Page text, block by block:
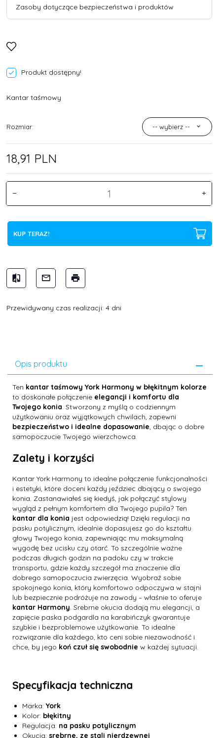
Zasoby dotyczące bezpieczeństwa i produktów
Produkt dostępny!
Kantar taśmowy
Rozmiar: -- wybierz --
18,91 PLN
KUP TERAZ!
Przewidywany czas realizacji: 4 dni
Opis produktu
Ten kantar taśmowy York Harmony w błękitnym kolorze
to doskonałe połączenie elegancji i komfortu dla
Twojego konia. Stworzony z myślą o codziennym
użytkowaniu oraz wyjątkowych chwilach, zapewni
bezpieczeństwo i idealne dopasowanie, dbając o dobre
samopoczucie Twojego wierzchowca.
Zalety i korzyści
Kantar York Harmony to idealne połączenie funkcjonalności
i estetyki, które doceni każdy jeździec dbający o swojego
konia. Zastanawiałeś się kiedyś, jak połączyć stylowy
wygląd z pełnym komfortem dla Twojego pupila? Ten
kantar dla konia jest odpowiedzią! Dzięki regulacji na
pasku potylicznym, idealnie dopasujesz go do kształtu
głowy Twojego konia, zapewniając mu maksymalną
wygodę bez ucisku czy otarć. To szczególnie ważne
podczas długich godzin na padoku czy w trakcie
transportu, gdzie każdy szczegół ma znaczenie dla
dobrego samopoczucia zwierzęcia. Wyobraź sobie
spokojnego konia, który komfortowo odpoczywa w stajni
lub bezpiecznie podróżuje na zawody – właśnie to oferuje
kantar Harmony. Srebrne okucia dodają mu elegancji, a
zapięcie paska podgardla na karabińczyk gwarantuje
szybkie i bezproblemowe użytkowanie. To idealne
rozwiązanie dla każdego, kto ceni sobie niezawodność i
chce, by jego koń czuł się swobodnie w każdej sytuacji.
Specyfikacja techniczna
Marka: York
Kolor: błękitny
Regulacja: na pasku potylicznym
Okucia: srebrne, ze stali nierdzewnej